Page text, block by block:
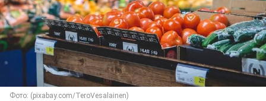
Фото: (pixabay.com/TeroVesalainen)